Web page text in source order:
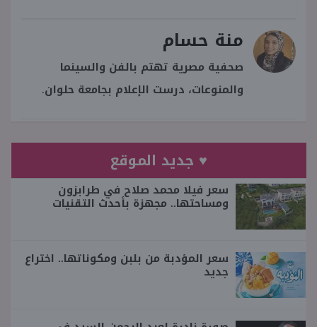
منة حسام
صحفية مصرية تهتم بالفن والسينما
والمنوعات، درست الإعلام بجامعة حلوان.
♥ جديد الموقع
سعر فيلا محمد صلاح في طرابزون
ومساحتها.. مجهزة بأحدث التقنيات
سعر المؤدبة من بلبن ومكوناتها.. اختراع
جديد